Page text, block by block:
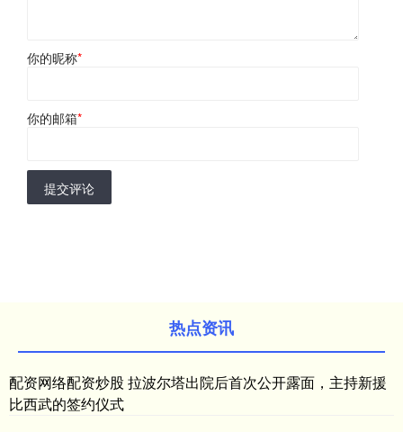
你的昵称*
你的邮箱*
提交评论
热点资讯
配资网络配资炒股 拉波尔塔出院后首次公开露面，主持新援
比西武的签约仪式